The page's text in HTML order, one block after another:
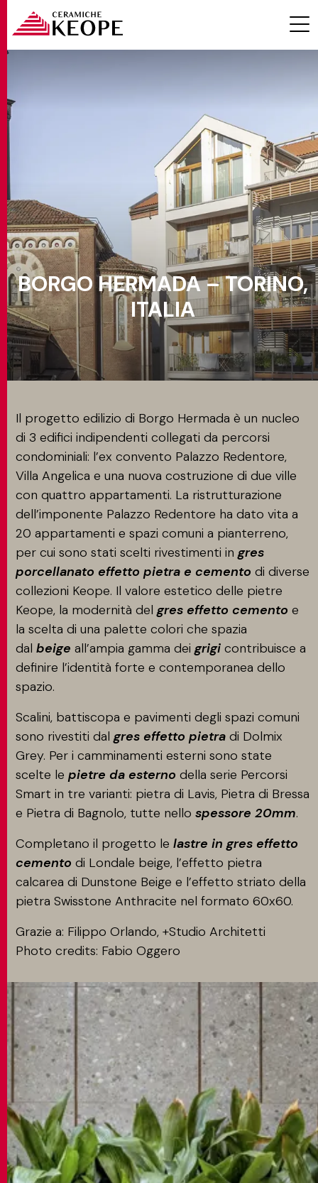
MAGAZINE
EVENTI
CONTATTI
MATCH APP
CERCA
AREA RISERVATA
BORGO HERMADA – TORINO,
ITALIA
Il progetto edilizio di Borgo Hermada è un nucleo
di 3 edifici indipendenti collegati da percorsi
condominiali: l’ex convento Palazzo Redentore,
Villa Angelica e una nuova costruzione di due ville
con quattro appartamenti. La ristrutturazione
dell’imponente Palazzo Redentore ha dato vita a
20 appartamenti e spazi comuni a pianterreno,
per cui sono stati scelti rivestimenti ingres
porcellanato effetto pietra e cemento di diverse
collezioni Keope. Il valore estetico delle pietre
Keope, la modernità delgres effetto cemento e
la scelta di una palette colori che spazia
dal beige all’ampia gamma dei grigi contribuisce a
definire l’identità forte e contemporanea dello
spazio.
Scalini, battiscopa e pavimenti degli spazi comuni
sono rivestiti dalgres effetto pietra di Dolmix
Grey. Per i camminamenti esterni sono state
scelte le pietre da esterno della serie Percorsi
Smart in tre varianti: pietra di Lavis, Pietra di Bressa
e Pietra di Bagnolo, tutte nello spessore 20mm.
Completano il progetto le lastre in gres effetto
cemento di Londale beige, l’effetto pietra
calcarea di Dunstone Beige e l’effetto striato della
pietra Swisstone Anthracite nel formato 60x60.
Grazie a: Filippo Orlando, +Studio Architetti
Photo credits: Fabio Oggero